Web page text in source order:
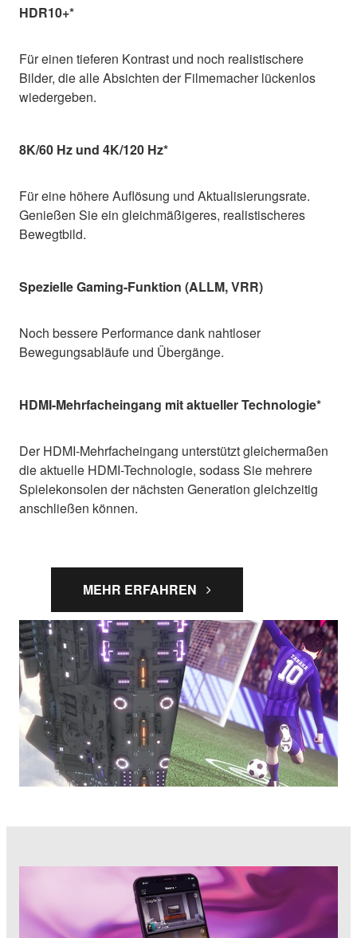
HDR10+*
Für einen tieferen Kontrast und noch realistischere
Bilder, die alle Absichten der Filmemacher lückenlos
wiedergeben.
8K/60 Hz und 4K/120 Hz*
Für eine höhere Auflösung und Aktualisierungsrate.
Genießen Sie ein gleichmäßigeres, realistischeres
Bewegtbild.
Spezielle Gaming-Funktion (ALLM, VRR)
Noch bessere Performance dank nahtloser
Bewegungsabläufe und Übergänge.
HDMI-Mehrfacheingang mit aktueller Technologie*
Der HDMI-Mehrfacheingang unterstützt gleichermaßen
die aktuelle HDMI-Technologie, sodass Sie mehrere
Spielekonsolen der nächsten Generation gleichzeitig
anschließen können.
MEHR ERFAHREN